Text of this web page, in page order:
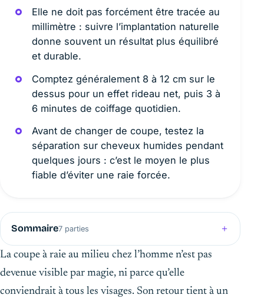
Elle ne doit pas forcément être tracée au
millimètre : suivre l’implantation naturelle
donne souvent un résultat plus équilibré
et durable.
Comptez généralement 8 à 12 cm sur le
dessus pour un effet rideau net, puis 3 à
6 minutes de coiffage quotidien.
Avant de changer de coupe, testez la
séparation sur cheveux humides pendant
quelques jours : c’est le moyen le plus
fiable d’éviter une raie forcée.
Sommaire7 parties
La coupe à raie au milieu chez l’homme n’est pas
devenue visible par magie, ni parce qu’elle
conviendrait à tous les visages. Son retour tient à un